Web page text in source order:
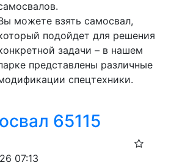
можете взять самосвал,
подойдет для решения
задачи – в нашем
представлены различные
спецтехники.
65115
07:13